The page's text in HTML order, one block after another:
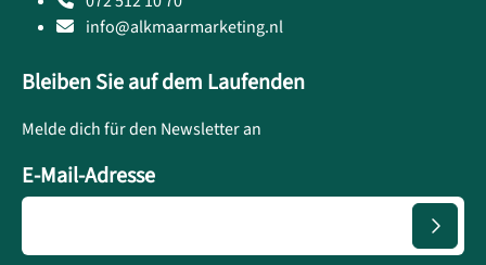
info@alkmaarmarketing.nl
Bleiben Sie auf dem Laufenden
Melde dich für den Newsletter an
E-Mail-Adresse